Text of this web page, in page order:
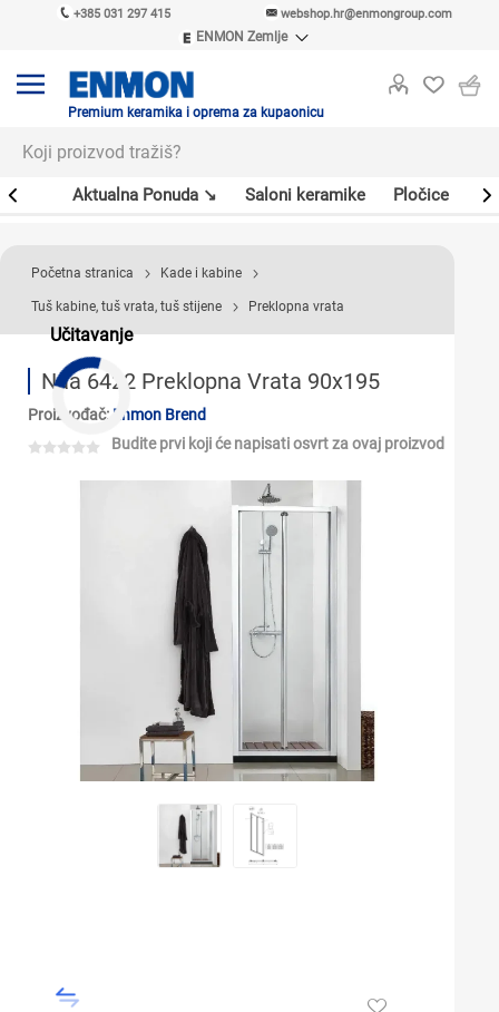
+385 031 297 415 webshop.hr@enmongroup.com
ENMON Zemlje
ENMON MKD
Premium keramika i oprema za kupaonicu
Aktualna Ponuda ↘ Saloni keramike Pločice
Učitavanje
Početna stranica Kade i kabine
Tuš kabine, tuš vrata, tuš stijene Preklopna vrata
Naa 6422 Preklopna Vrata 90x195
Proizvođač: Enmon Brend
Budite prvi koji će napisati osvrt za ovaj proizvod